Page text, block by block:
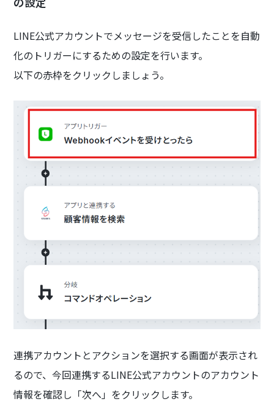
LINE公式アカウントでメッセージを受信したことを自動
化のトリガーにするための設定を行います。
以下の赤枠をクリックしましょう。
連携アカウントとアクションを選択する画面が表示され
るので、今回連携するLINE公式アカウントのアカウント
情報を確認し「次へ」をクリックします。